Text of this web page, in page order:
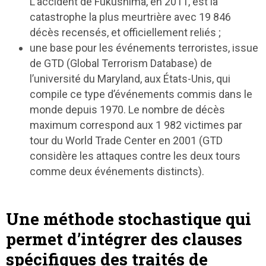
catastrophe la plus meurtrière avec 19 846
décès recensés, et officiellement reliés ;
une base pour les événements terroristes, issue
de GTD (Global Terrorism Database) de
l’université du Maryland, aux États-Unis, qui
compile ce type d’événements commis dans le
monde depuis 1970. Le nombre de décès
maximum correspond aux 1 982 victimes par
tour du World Trade Center en 2001 (GTD
considère les attaques contre les deux tours
comme deux événements distincts).
Une méthode stochastique qui
permet d’intégrer des clauses
spécifiques des traités de